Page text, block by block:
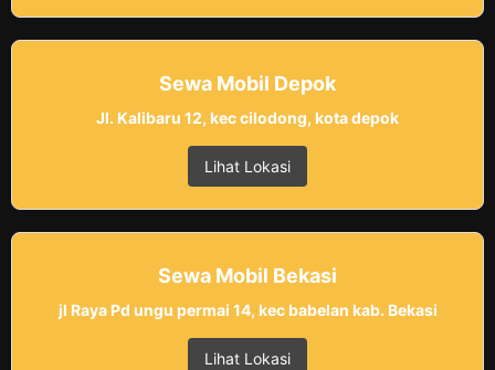
Sewa Mobil Depok
Jl. Kalibaru 12, kec cilodong, kota depok
Lihat Lokasi
Sewa Mobil Bekasi
jl Raya Pd ungu permai 14, kec babelan kab. Bekasi
Lihat Lokasi